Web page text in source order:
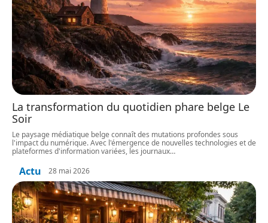
La transformation du quotidien phare belge Le
Soir
Le paysage médiatique belge connaît des mutations profondes sous
l'impact du numérique. Avec l'émergence de nouvelles technologies et de
plateformes d'information variées, les journaux…
Actu 28 mai 2026